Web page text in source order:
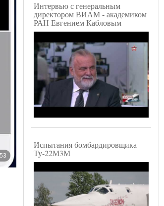
Интервью с генеральным
директором ВИАМ - академиком
РАН Евгением Кабловым
Испытания бомбардировщика
Ту-22М3М